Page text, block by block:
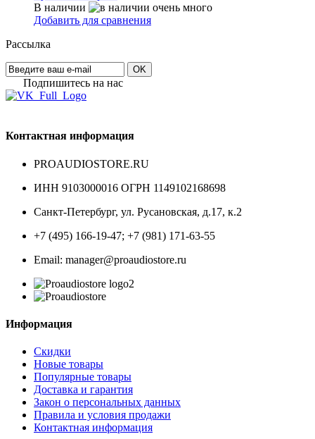
В наличии
Добавить для сравнения
Рассылка
OK
Подпишитесь на наc
Контактная информация
PROAUDIOSTORE.RU
ИНН 9103000016 ОГРН 1149102168698
Санкт-Петербург, ул. Русановская, д.17, к.2
+7 (495) 166-19-47; +7 (981) 171-63-55
Email: manager@proaudiostore.ru
Информация
Скидки
Новые товары
Популярные товары
Доставка и гарантия
Закон о персональных данных
Правила и условия продажи
Контактная информация